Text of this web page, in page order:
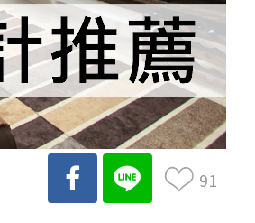
91